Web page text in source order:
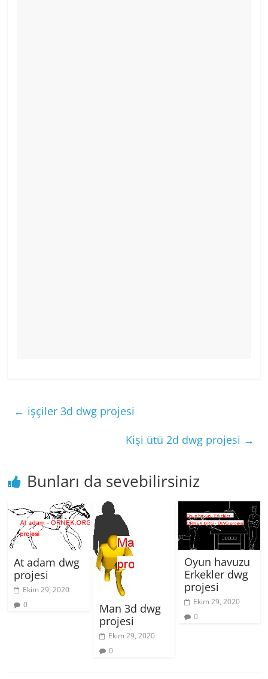
← işçiler 3d dwg projesi
Kişi ütü 2d dwg projesi →
Bunları da sevebilirsiniz
At adam dwg
projesi
Ekim 29, 2020
0
Man 3d dwg
projesi
Ekim 29, 2020
0
Oyun havuzu
Erkekler dwg
projesi
Ekim 29, 2020
0